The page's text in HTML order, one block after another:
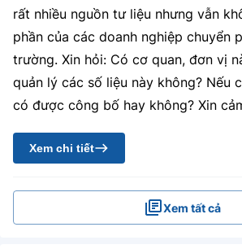
rất nhiều nguồn tư liệu nhưng vẫn
phần của các doanh nghiệp chuyển
trường. Xin hỏi: Có cơ quan, đơn vị
quản lý các số liệu này không? Nếu
có được công bố hay không? Xin
Xem chi tiết
Xem tất cả